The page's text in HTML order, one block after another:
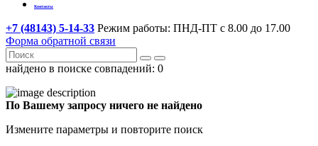
Контакты
+7 (48143) 5-14-33 Режим работы: ПНД-ПТ с 8.00 до 17.00
Форма обратной связи
найдено в поиске совпадений: 0
По Вашему запросу ничего не найдено
Измените параметры и повторите поиск